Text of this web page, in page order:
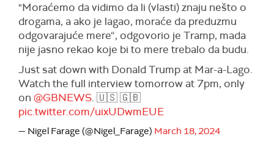
"Moraćemo da vidimo da li (vlasti) znaju nešto o
drogama, a ako je lagao, moraće da preduzmu
odgovarajuće mere“, odgovorio je Tramp, mada
nije jasno rekao koje bi to mere trebalo da budu.
Just sat down with Donald Trump at Mar-a-Lago.
Watch the full interview tomorrow at 7pm, only
on @GBNEWS. 🇺🇸 🇬🇧
pic.twitter.com/uixUDwmEUE
— Nigel Farage (@Nigel_Farage) March 18, 2024